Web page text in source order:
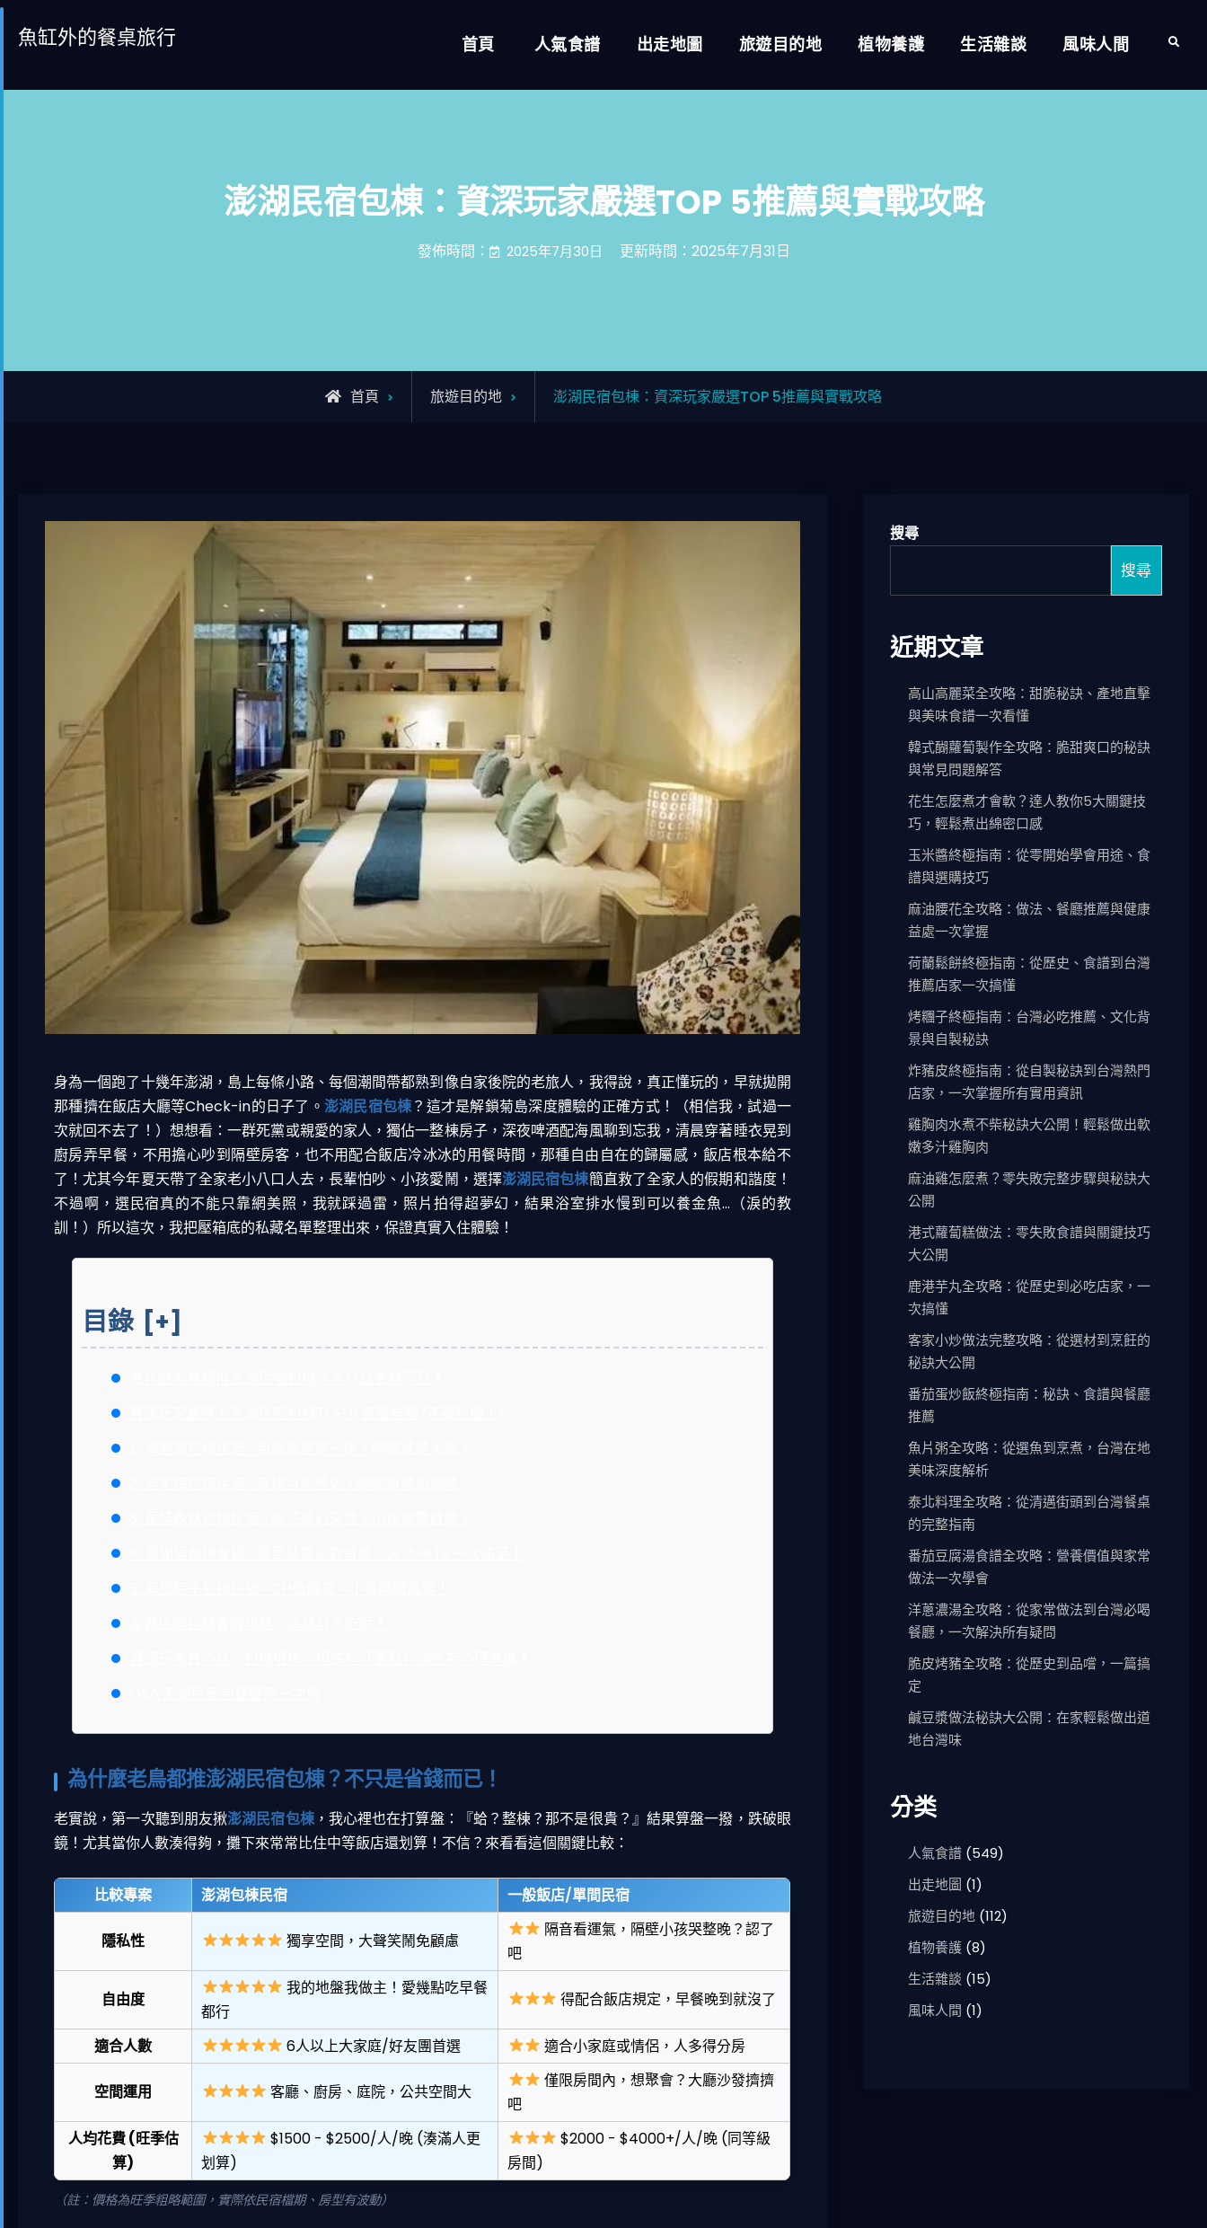
Skip
魚缸外的餐桌旅行 首頁 人氣食譜 出走地圖 旅遊目的地 植物養護 生活雜談 風味人間 Search
澎湖民宿包棟：資深玩家嚴選TOP 5推薦與實戰攻略
發佈時間： 2025年7月30日 更新時間：2025年7月31日
首頁 旅遊目的地 澎湖民宿包棟：資深玩家嚴選TOP 5推薦與實戰攻略
身為一個跑了十幾年澎湖，島上每條小路、每個潮間帶都熟到像自家後院的老旅人，我得說，真正懂玩的，早就拋開
那種擠在飯店大廳等Check-in的日子了。 澎湖民宿包棟？這才是解鎖菊島深度體驗的正確方式！（相信我，試過一
次就回不去了！）想想看：一群死黨或親愛的家人，獨佔一整棟房子，深夜啤酒配海風聊到忘我，清晨穿著睡衣晃到
廚房弄早餐，不用擔心吵到隔壁房客，也不用配合飯店冷冰冰的用餐時間，那種自由自在的歸屬感，飯店根本給不
了！尤其今年夏天帶了全家老小八口人去，長輩怕吵、小孩愛鬧，選擇澎湖民宿包棟簡直救了全家人的假期和諧度！
不過啊，選民宿真的不能只靠網美照，我就踩過雷，照片拍得超夢幻，結果浴室排水慢到可以養金魚...（淚的教
訓！）所以這次，我把壓箱底的私藏名單整理出來，保證真實入住體驗！
目錄 [+]
為什麼老鳥都推澎湖民宿包棟？不只是省錢而已！
老實說，第一次聽到朋友揪澎湖民宿包棟，我心裡也在打算盤：『蛤？整棟？那不是很貴？』結果算盤一撥，跌破眼
鏡！尤其當你人數湊得夠，攤下來常常比住中等飯店還划算！不信？來看看這個關鍵比較：
比較專案 澎湖包棟民宿 一般飯店/單間民宿
隱私性 獨享空間，大聲笑鬧免顧慮
隔音看運氣，隔壁小孩哭整晚？認了
吧
自由度
我的地盤我做主！愛幾點吃早餐
都行
得配合飯店規定，早餐晚到就沒了
適合人數 6人以上大家庭/好友團首選 適合小家庭或情侶，人多得分房
空間運用 客廳、廚房、庭院，公共空間大
僅限房間內，想聚會？大廳沙發擠擠
吧
人均花費 (旺季估
算)
$1500 - $2500/人/晚 (湊滿人更
划算)
$2000 - $4000+/人/晚 (同等級
房間)
（註：價格為旺季粗略範圍，實際依民宿檔期、房型有波動）
搜尋
搜尋
近期文章
高山高麗菜全攻略：甜脆秘訣、產地直擊
與美味食譜一次看懂
韓式醐蘿蔔製作全攻略：脆甜爽口的秘訣
與常見問題解答
花生怎麼煮才會軟？達人教你5大關鍵技
巧，輕鬆煮出綿密口感
玉米醬終極指南：從零開始學會用途、食
譜與選購技巧
麻油腰花全攻略：做法、餐廳推薦與健康
益處一次掌握
荷蘭鬆餅終極指南：從歷史、食譜到台灣
推薦店家一次搞懂
烤糰子終極指南：台灣必吃推薦、文化背
景與自製秘訣
炸豬皮終極指南：從自製秘訣到台灣熱門
店家，一次掌握所有實用資訊
雞胸肉水煮不柴秘訣大公開！輕鬆做出軟
嫩多汁雞胸肉
麻油雞怎麼煮？零失敗完整步驟與秘訣大
公開
港式蘿蔔糕做法：零失敗食譜與關鍵技巧
大公開
鹿港芋丸全攻略：從歷史到必吃店家，一
次搞懂
客家小炒做法完整攻略：從選材到烹飪的
秘訣大公開
番茄蛋炒飯終極指南：秘訣、食譜與餐廳
推薦
魚片粥全攻略：從選魚到烹煮，台灣在地
美味深度解析
泰北料理全攻略：從清邁街頭到台灣餐桌
的完整指南
番茄豆腐湯食譜全攻略：營養價值與家常
做法一次學會
洋蔥濃湯全攻略：從家常做法到台灣必喝
餐廳，一次解決所有疑問
脆皮烤豬全攻略：從歷史到品嚐，一篇搞
定
鹹豆漿做法秘訣大公開：在家輕鬆做出道
地台灣味
分类
人氣食譜(549)
出走地圖 (1)
旅遊目的地(112)
植物養護(8)
生活雜談 (15)
風味人間 (1)